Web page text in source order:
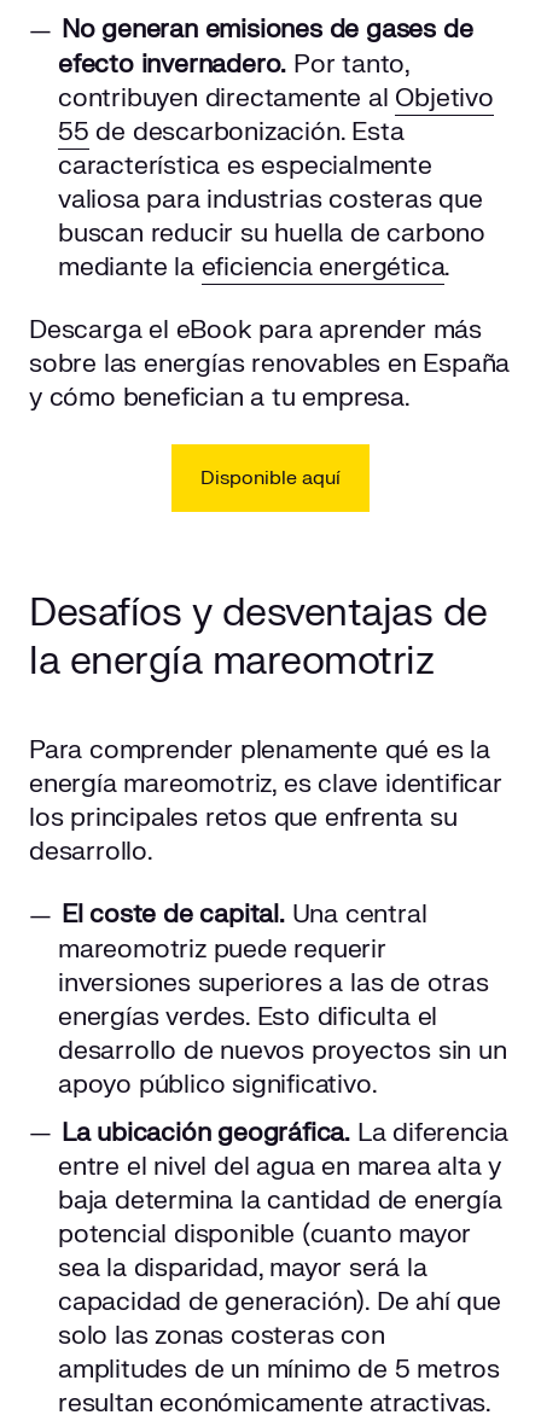
No generan emisiones de gases de
efecto invernadero. Por tanto,
contribuyen directamente al Objetivo
55 de descarbonización. Esta
característica es especialmente
valiosa para industrias costeras que
buscan reducir su huella de carbono
mediante la eficiencia energética.
Descarga el eBook para aprender más
sobre las energías renovables en España
y cómo benefician a tu empresa.
Disponible aquí
Desafíos y desventajas de
la energía mareomotriz
Para comprender plenamente qué es la
energía mareomotriz, es clave identificar
los principales retos que enfrenta su
desarrollo.
El coste de capital.Una central
mareomotriz puede requerir
inversiones superiores a las de otras
energías verdes. Esto dificulta el
desarrollo de nuevos proyectos sin un
apoyo público significativo.
La ubicación geográfica. La diferencia
entre el nivel del agua en marea alta y
baja determina la cantidad de energía
potencial disponible (cuanto mayor
sea la disparidad, mayor será la
capacidad de generación). De ahí que
solo las zonas costeras con
amplitudes de un mínimo de 5 metros
resultan económicamente atractivas.